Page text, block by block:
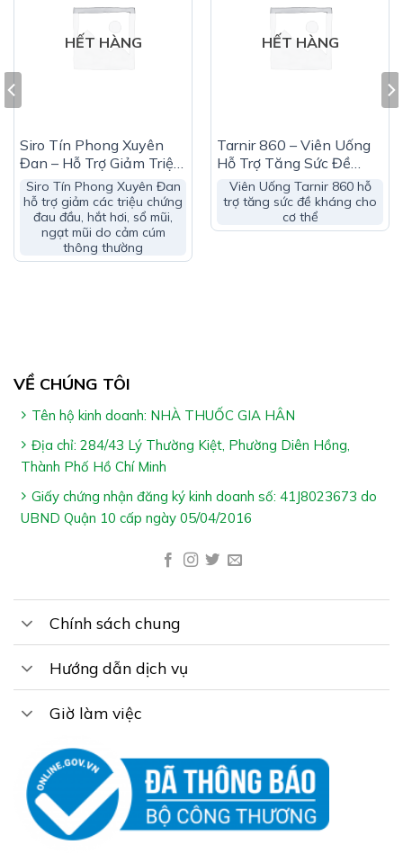
Ai Nên Dùng DHC Nailrich:
Dùng cho nam giới từ 18 tuổi, sinh lý yếu
Cách Dùng DHC Nailrich:
bữa ăn).
*Lưu ý:
– Sản phẩm không phải là thuốc và không có chức năng
thay thế thuốc chữa bệnh
HẾT HÀNG
Siro Tín Phong Xuyên
Đan – Hỗ Trợ Giảm Triệu
Chứng Sổ Mũi & Ngạt
Mũi
Siro Tín Phong Xuyên Đan
hỗ trợ giảm các triệu chứng
đau đầu, hắt hơi, sổ mũi,
ngạt mũi do cảm cúm
thông thường
HẾT HÀNG
Tarnir 860 – Viên Uống
Hỗ Trợ Tăng Sức Đề
Kháng (Hộp 40 Viên)
Viên Uống Tarnir 860 hỗ
trợ tăng sức đề kháng cho
cơ thể
VỀ CHÚNG TÔI
Tên hộ kinh doanh: NHÀ THUỐC GIA HÂN
Địa chỉ: 284/43 Lý Thường Kiệt, Phường Diên Hồng,
Thành Phố Hồ Chí Minh
Giấy chứng nhận đăng ký kinh doanh số: 41J8023673 do
UBND Quận 10 cấp ngày 05/04/2016
Chính sách chung
Hướng dẫn dịch vụ
Giờ làm việc